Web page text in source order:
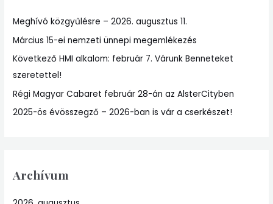
f
o
r
:
Meghívó közgyűlésre – 2026. augusztus 11.
Március 15-ei nemzeti ünnepi megemlékezés
Következő HMI alkalom: február 7. Várunk Benneteket
szeretettel!
Régi Magyar Cabaret február 28-án az AlsterCityben
2025-ös évösszegző – 2026-ban is vár a cserkészet!
Archívum